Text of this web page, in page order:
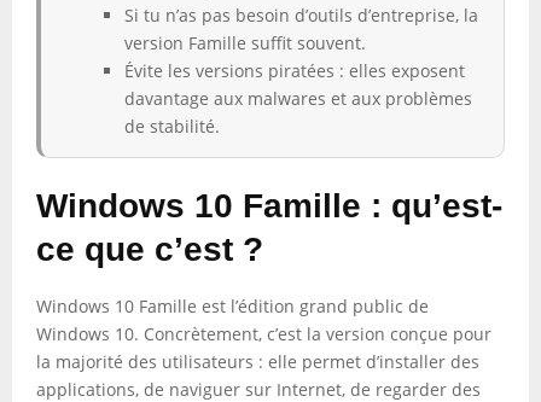
Si tu n’as pas besoin d’outils d’entreprise, la
version Famille suffit souvent.
Évite les versions piratées : elles exposent
davantage aux malwares et aux problèmes
de stabilité.
Windows 10 Famille : qu’est-
ce que c’est ?
Windows 10 Famille est l’édition grand public de
Windows 10. Concrètement, c’est la version conçue pour
la majorité des utilisateurs : elle permet d’installer des
applications, de naviguer sur Internet, de regarder des